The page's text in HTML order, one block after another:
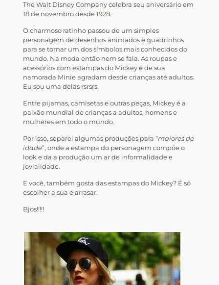
The Walt Disney Company celebra seu aniversário em
18 de novembro desde 1928.
O charmoso ratinho passou de um simples
personagem de desenhos animados e quadrinhos
para se tornar um dos símbolos mais conhecidos do
mundo. Na moda então nem se fala. As roupas e
acessórios com estampas do Mickey e de sua
namorada Minie agradam desde crianças até adultos.
Eu sou uma delas rsrsrs.
Entre pijamas, camisetas e outras peças, Mickey é a
paixão mundial de crianças a adultos, homens e
mulheres em todo o mundo.
Por isso, separei algumas produções para ”maiores de
idade”, onde a estampa do personagem compõe o
look e da a produção um ar de informalidade e
jovialidade.
E você, também gosta das estampas do Mickey? É só
escolher a sua e arrasar.
Bjos!!!!!